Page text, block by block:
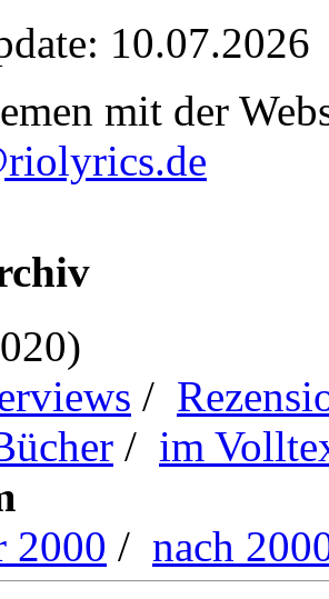
10.07.2026
mit der
/
/ im
2000 / nach